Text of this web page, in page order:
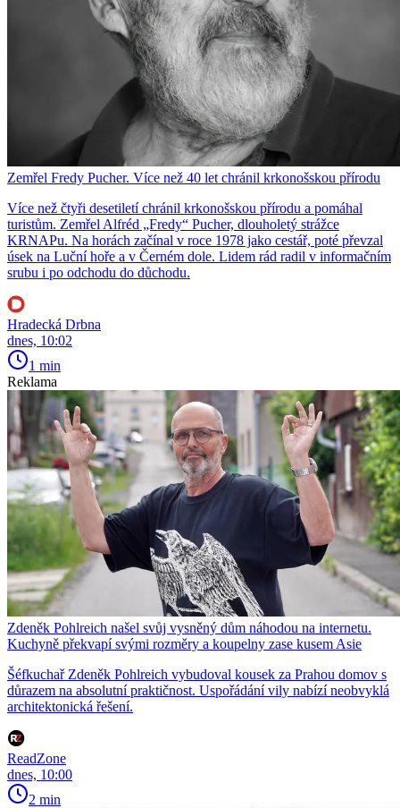
Zemřel Fredy Pucher. Více než 40 let chránil krkonošskou přírodu
Více než čtyři desetiletí chránil krkonošskou přírodu a pomáhal
turistům. Zemřel Alfréd „Fredy“ Pucher, dlouholetý strážce
KRNAPu. Na horách začínal v roce 1978 jako cestář, poté převzal
úsek na Luční hoře a v Černém dole. Lidem rád radil v informačním
srubu i po odchodu do důchodu.
Hradecká Drbna
dnes, 10:02
1 min
Reklama
Zdeněk Pohlreich našel svůj vysněný dům náhodou na internetu.
Kuchyně překvapí svými rozměry a koupelny zase kusem Asie
Šéfkuchař Zdeněk Pohlreich vybudoval kousek za Prahou domov s
důrazem na absolutní praktičnost. Uspořádání vily nabízí neobvyklá
architektonická řešení.
ReadZone
dnes, 10:00
2 min